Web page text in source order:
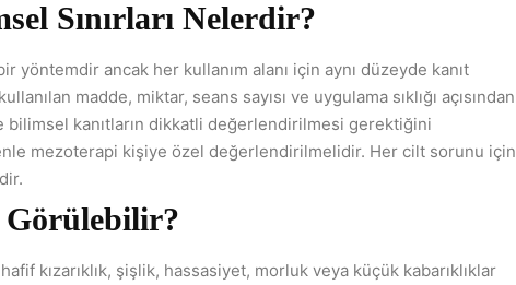
Sınırları Nelerdir?
yöntemdir ancak her kullanım alanı için aynı düzeyde kanıt
madde, miktar, seans sayısı ve uygulama sıklığı açısından
bilimsel kanıtların dikkatli değerlendirilmesi gerektiğini
mezoterapi kişiye özel değerlendirilmelidir. Her cilt sorunu için
Görülebilir?
kızarıklık, şişlik, hassasiyet, morluk veya küçük kabarıklıklar